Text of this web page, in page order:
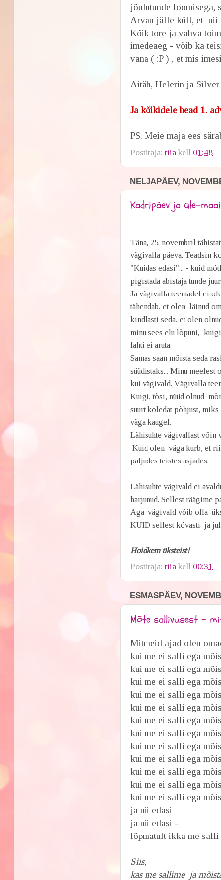
jõulutunde loomisega,
Arvan jälle küll, et nii
Kõik tore ja vahva
imedeaeg - võib ka
vana ( :P ) , et mis
Aitäh, Helerin ja
Ja kõikidele head 1.
PS. Meie maja ees
Postitaja:tiia kell 01:48
NELJAPÄEV,
Kadripäev ja üle-
Täna, 25. novembril
vägivalla päeva. Teadsin
"Kuidas edasi"... - kuid
pigistada abistaja tunde
Ja vägivalla teemadel ei
tähendab, et olen läinud
kindlasti seda, et olen
minu sees elu lõpuni,
lahti ei aruta.
Samas saan mõista seda
süüdistaks... Minu meelest
kui vägivald. Vägivalla
Kuigi, tõsi, nüüd olnud
suurt koledat põhjust,
väga kaugel.
Lähisuhte vägivallast võin
Kuid olen väga kurb, et
paljudes teistes asjades.
Lähisuhte vägivald ei
harjunud. Sellest räägime
Aga vägivald võib olla
KUID sellest kõvasti ja
Hoidkem üksteist!
Postitaja:tiia kell 00:31
ESMASPÄEV,
Mõte sallivusest -
Mitmeid ajad olen
kui me ei salli ega
kui me ei salli ega
kui me ei salli ega
kui me ei salli ega
kui me ei salli ega
kui me ei salli ega
kui me ei salli ega
kui me ei salli ega
kui me ei salli ega
kui me ei salli ega
kui me ei salli ega
kui me ei salli ega
ja nii edasi
ja nii edasi -
lõpmatult ikka me salli
Siis,
kas me sallime ja